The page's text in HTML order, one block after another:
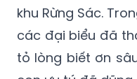
khu Rừng Sác.
các đại biểu đã
tỏ lòng biết ơn